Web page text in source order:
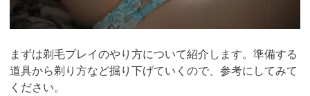
まずは剃毛プレイのやり方について紹介します。準備する
道具から剃り方など掘り下げていくので、参考にしてみて
ください。